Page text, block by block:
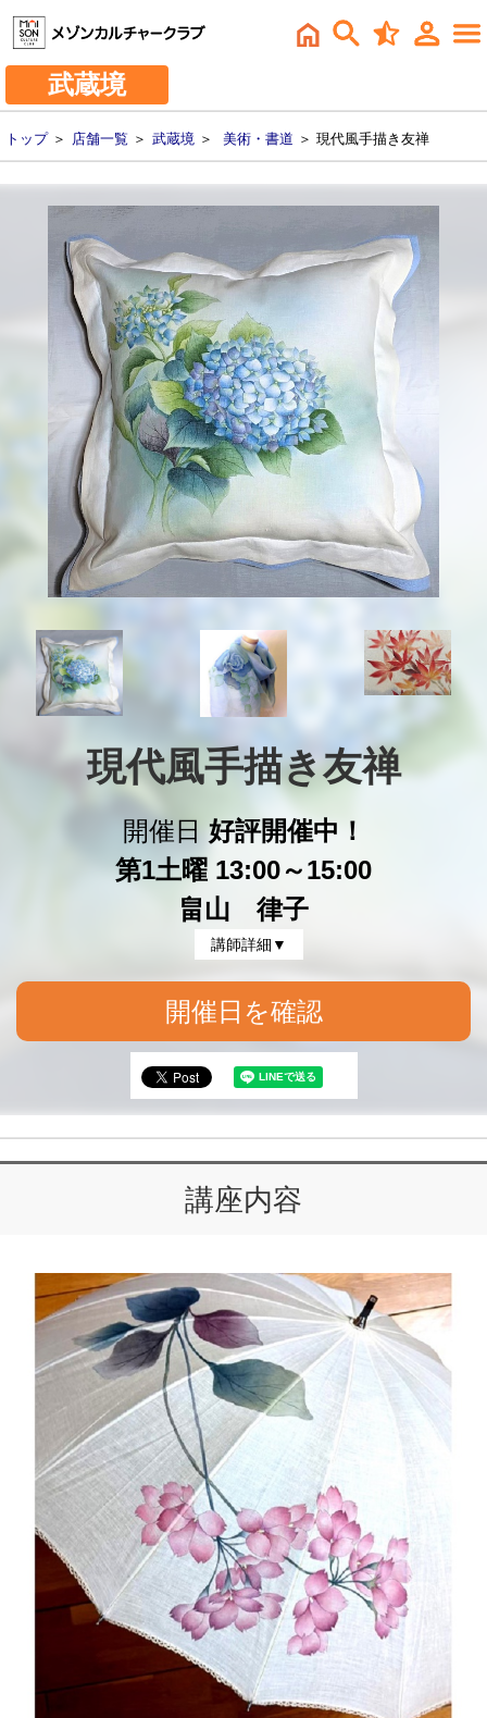
武蔵境
トップ＞ 店舗一覧 ＞ 武蔵境 ＞ 美術・書道 ＞ 現代風手描き友禅
現代風手描き友禅
開催日 好評開催中！
第1土曜 13:00～15:00
畠山 律子
講師詳細▼
開催日を確認
講座内容